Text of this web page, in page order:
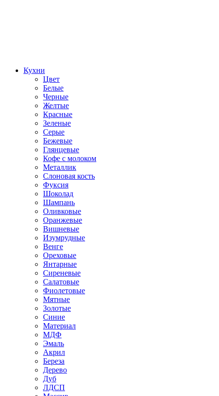
Кухни
Цвет
Белые
Черные
Желтые
Красные
Зеленые
Серые
Бежевые
Глянцевые
Кофе с молоком
Металлик
Слоновая кость
Фуксия
Шоколад
Шампань
Оливковые
Оранжевые
Вишневые
Изумрудные
Венге
Ореховые
Янтарные
Сиреневые
Салатовые
Фиолетовые
Мятные
Золотые
Синие
Материал
МДФ
Эмаль
Акрил
Береза
Дерево
Дуб
ЛДСП